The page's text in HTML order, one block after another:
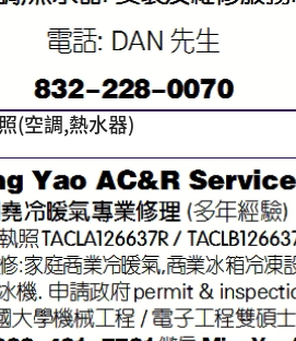
(空調,熱水器)